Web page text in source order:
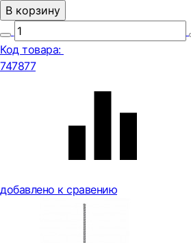
В корзину
Код товара:
747877
добавлено к сравению